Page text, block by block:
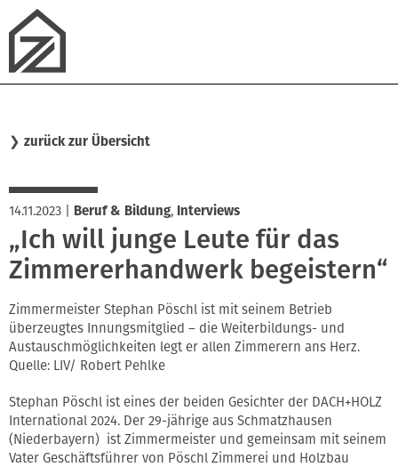
❯ zurück zur Übersicht
14.11.2023 Beruf & Bildung, Interviews
„Ich will junge Leute für das
Zimmererhandwerk begeistern“
Zimmermeister Stephan Pöschl ist mit seinem Betrieb
überzeugtes Innungsmitglied – die Weiterbildungs- und
Austauschmöglichkeiten legt er allen Zimmerern ans Herz.
Quelle: LIV/ Robert Pehlke
Stephan Pöschl ist eines der beiden Gesichter der DACH+HOLZ
International 2024. Der 29-jährige aus Schmatzhausen
(Niederbayern) ist Zimmermeister und gemeinsam mit seinem
Vater Geschäftsführer von Pöschl Zimmerei und Holzbau